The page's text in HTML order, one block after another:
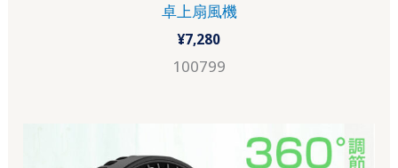
卓上扇風機
¥7,280
100799